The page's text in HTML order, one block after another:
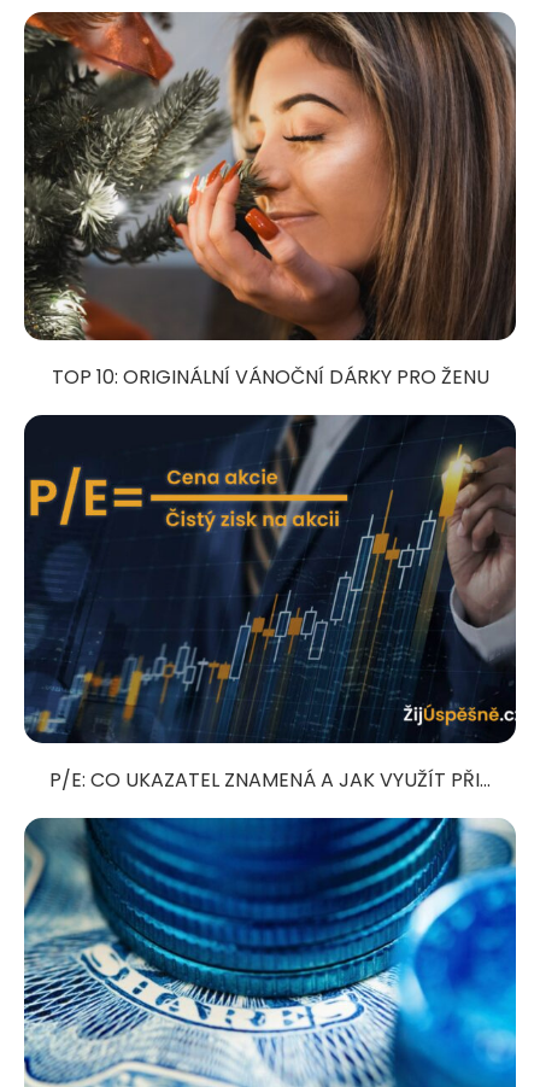
TOP 10: ORIGINÁLNÍ VÁNOČNÍ DÁRKY PRO ŽENU
P/E: CO UKAZATEL ZNAMENÁ A JAK VYUŽÍT PŘI...